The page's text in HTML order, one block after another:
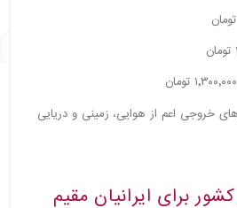
خروجی اعم از هوایی، زمینی و دریایی
برای ایرانیان مقیم